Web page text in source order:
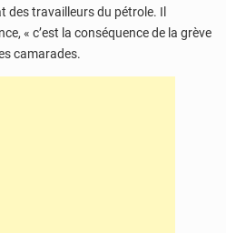
des travailleurs du pétrole. Il
« c’est la conséquence de la grève
camarades.